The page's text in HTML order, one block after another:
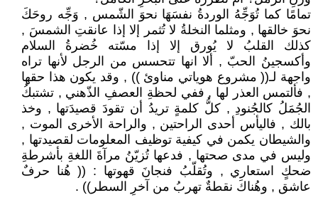
تمامًا كما تُوَجِّهُ الوردةُ نفسَهَا نحوَ الشّمس , وَجِّه روحَكَ
نحوَ خالقها , ومثلما النخلةُ لا تُثمر إلا إذا عانقتِ الشمسَ ,
كذلك القلبُ لا يُورق إلا إذا مسّته خُضرةُ السلام
وأكسجينُ الحبّ , ألا انها تتحسس من الرجل لأنها تراه
واجهة لـ(( مشروع هوياتي مناوئ )) , وقد يكون هذا حقها
, فألتمس العذر لها , ففي لحظةِ العصفِ الذّهني , تشتبكُ
الجُمَلُ كالجُنودِ , كلُّ كلمةٍ تريدُ أن تقودَ قصيدَتها , وخذ
بالك , فاليأس أحدى الراحتين , والراحة الأخرى الموت ,
والشيطان يكمن في كيفية توظيف المعلومات لقصيدتها ,
وليس في مدى صحتها , فدعها تُزيّنُ مرآةَ اللغةِ بأشرطةِ
ضحكٍ استعاري , وتُقلّبُ فنجانَ قهوتها : (( هُنا حرفٌ
عاشق , وهُناكَ نقطةٌ تهربُ من آخرِ السطر)) .